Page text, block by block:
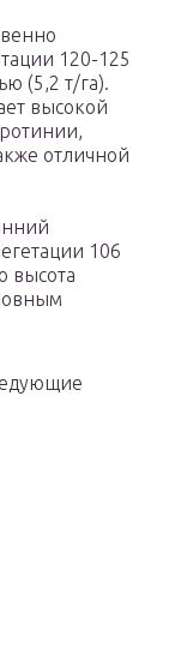
120-125
(5,2 т/га).
высокой
отличной
106
высота